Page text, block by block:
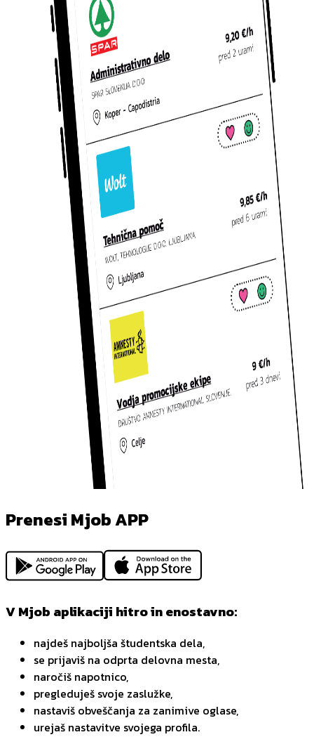
Prenesi Mjob APP
V Mjob aplikaciji hitro in enostavno:
najdeš najboljša študentska dela,
se prijaviš na odprta delovna mesta,
naročiš napotnico,
pregleduješ svoje zaslužke,
nastaviš obveščanja za zanimive oglase,
urejaš nastavitve svojega profila.